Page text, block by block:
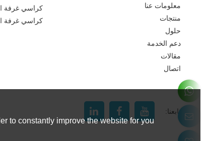
معلومات عنا
منتجات
حلول
دعم الخدمة
مقالات
اتصال
كراسي غرفة
كراسي غرفة
تابعنا:
to constantly improve the website for you.